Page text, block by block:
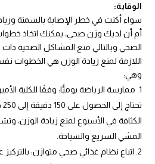
الوقاية:
سواء أكنت في خطر الإصابة بالسمنة
أم أن لديك وزن صحي، يمكنك اتخاذ خطوات
الصحي وبالتالي منع المشاكل الصحية
اللازمة لمنع زيادة الوزن هي الخطوات
وهي:
ممارسة الرياضة يوميًّا: وفقًا للكلية
الكثافة في الأسبوع لمنع زيادة الوزن،
المشي السريع والسباحة.
اتباع نظام غذائي صحي متوازن: بالتركيز